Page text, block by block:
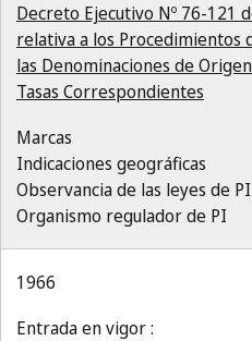
Decreto Ejecutivo Nº 76-121
relativa a los Procedimientos
las Denominaciones de
Tasas Correspondientes
Marcas
Indicaciones geográficas
Observancia de las leyes de
Organismo regulador de PI
1966
Entrada en vigor :